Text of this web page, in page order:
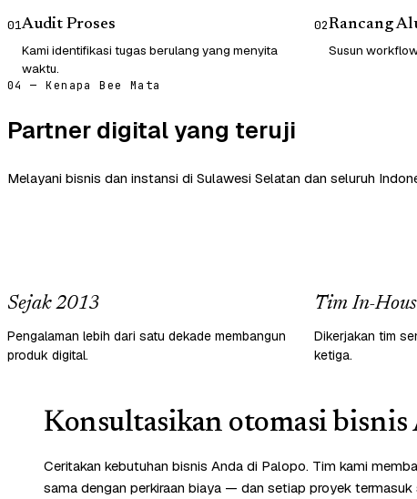
01Audit Proses
Kami identifikasi tugas berulang yang menyita
waktu.
02Rancang
Susun
04 — Kenapa Bee Mata
Partner digital yang teruji
Melayani bisnis dan instansi di Sulawesi Selatan dan seluruh
Sejak 2013
Pengalaman lebih dari satu dekade membangun
produk digital.
Tim In-
Dikerjakan tim
ketiga.
Konsultasikan otomasi
Ceritakan kebutuhan bisnis Anda di Palopo. Tim kami
sama dengan perkiraan biaya — dan setiap proyek termasuk